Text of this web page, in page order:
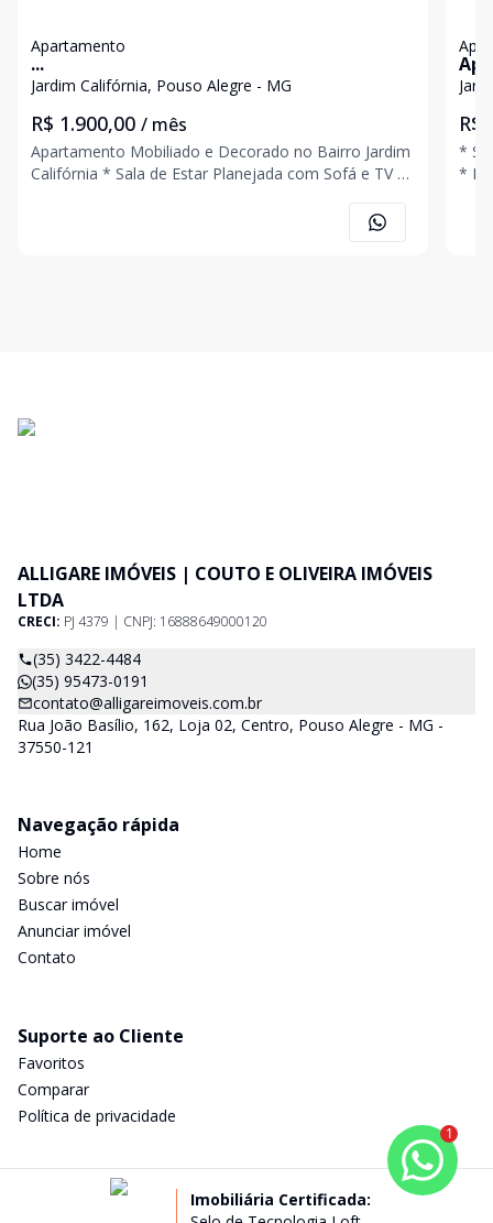
Apartamento
...
Jardim Califórnia, Pouso Alegre - MG
R$ 1.900,00 / mês
Apartamento Mobiliado e Decorado no Bairro Jardim
Califórnia * Sala de Estar Planejada com Sofá e TV *
Geladeira, Fogão e Microondas * 02 Quartos Sendo
01 com Guarda Roupas e Cama * Banheiro Social *
R$
* Sala
*
ALLIGARE IMÓVEIS | COUTO E OLIVEIRA IMÓVEIS
LTDA
CRECI: PJ 4379 | CNPJ: 16888649000120
(35) 3422-4484
(35) 95473-0191
contato@alligareimoveis.com.br
Rua João Basílio, 162, Loja 02, Centro, Pouso Alegre - MG -
37550-121
Navegação rápida
Home
Sobre nós
Buscar imóvel
Anunciar imóvel
Contato
Suporte ao Cliente
Favoritos
Comparar
Política de privacidade
Imobiliária Certificada:
1